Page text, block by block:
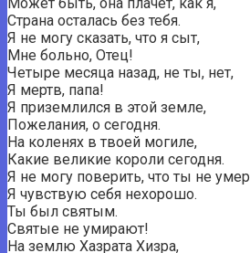
Страна осталась без тебя.
Я не могу сказать, что я сыт,
Мне больно, Отец!
Четыре месяца назад, не ты, нет,
Я мертв, папа!
Я приземлился в этой земле,
Пожелания, о сегодня.
На коленях в твоей могиле,
Какие великие короли сегодня.
Я не могу поверить, что ты не умер
Я чувствую себя нехорошо.
Ты был святым.
Святые не умирают!
На землю Хазрата Хизра,